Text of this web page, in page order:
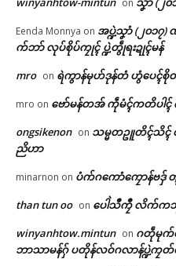
ဌာန်ပရို
ပရိုၚ်
🏛 လညာ
ညး
ဓဝ်ပတှ်ေညးဍုၚ်ကွာန် ကေုာံ ကၠ
တ်ထဝ်တွဵုရးဍုၚ်မန် ပ္ဍဲသ္ကေံတဲဒပ်
May 14, 2026
Eenda Monnya on အပ္ဍဲသၞာံ (၂၀၁
က်ဘာ် လုပ်စိုပ်ကၠုၚ် ပ္ဍဲတွဵုရးဍုၚ်မန်
mro on ရဲကွာန်မုဟ်ဒုန်တံ ဟွံပေၚ်စို
mro on ဗော်မန်တအ် ကဵုမံၚ်ကတိပါ
ongsikenon on သမ္မတဥူတိၚ်သိၚ်
ညိဟာ
minarnon on ပံက်ဂကောံကၠောန်ဗဒှ် တ္
than tun oo on ပေါဲသဳကၠဳ လိက်က
winyanhtow.mintun on ဂတဵုမုက်
ဘာသာမန်ဂှ် ပတိုန်လဝ်ဂလာန်ပ္ဍဲကၠ